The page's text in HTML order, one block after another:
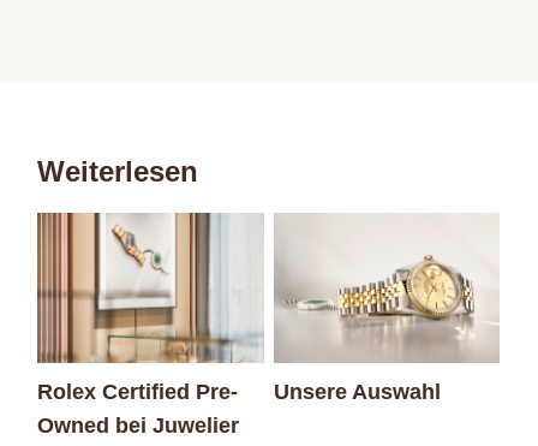
Weiterlesen
Rolex Certified Pre-
Owned bei Juwelier
Unsere Auswahl